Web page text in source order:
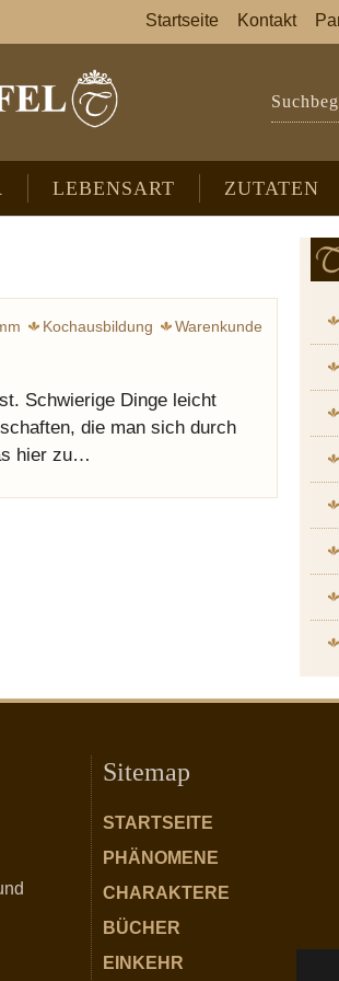
LEBENSART ZUTATEN
Startseite Kontakt
Kochausbildung Warenkunde
Schwierige Dinge leicht
die man sich durch
hier zu…
Sitemap
STARTSEITE
PHÄNOMENE
CHARAKTERE
BÜCHER
EINKEHR